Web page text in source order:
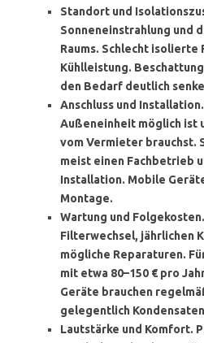
Standort und
Sonneneinstrahlung und
Raums. Schlecht isolierte
Kühlleistung.
den Bedarf deutlich
Anschluss und Installation
Außeneinheit möglich ist
vom Vermieter brauchst.
meist einen Fachbetrieb
Installation. Mobile
Montage.
Wartung und Folgekosten
Filterwechsel, jährlichen
mögliche Reparaturen.
mit etwa 80–150 € pro
Geräte brauchen
gelegentlich
Lautstärke und Komfort.